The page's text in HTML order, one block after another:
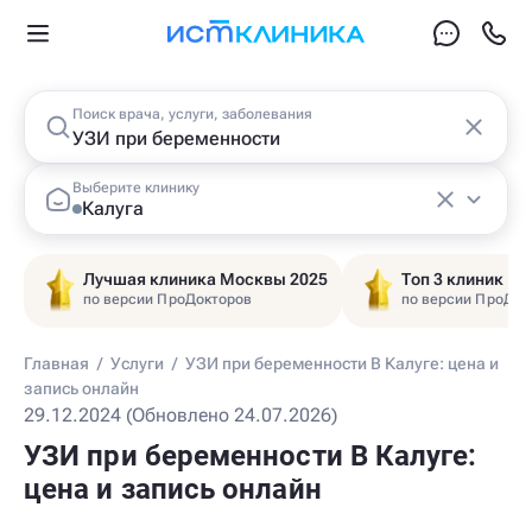
Поиск врача, услуги, заболевания
Выберите клинику
Калуга
Лучшая клиника Москвы 2025
по версии ПроДокторов
Топ 3 клиник
по версии
Главная / Услуги / УЗИ при беременности В Калуге: цена и
запись онлайн
29.12.2024 (Обновлено 24.07.2026)
УЗИ при беременности В Калуге:
цена и запись онлайн